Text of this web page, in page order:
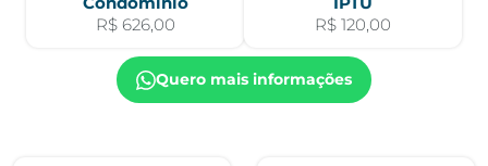
R$ 626,00
R$ 120,00
Quero mais informações